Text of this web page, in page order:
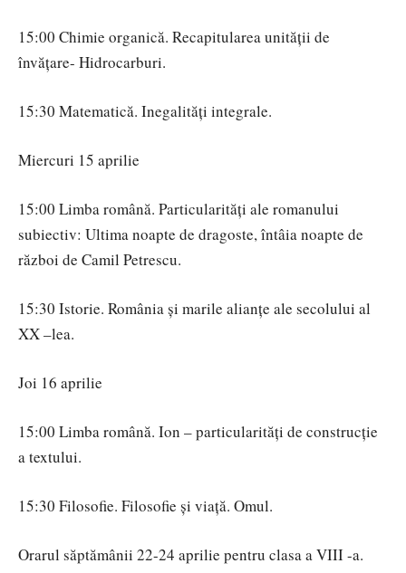
15:00 Chimie organică. Recapitularea unității de
învățare- Hidrocarburi.
15:30 Matematică. Inegalități integrale.
Miercuri 15 aprilie
15:00 Limba română. Particularități ale romanului
subiectiv: Ultima noapte de dragoste, întâia noapte de
război de Camil Petrescu.
15:30 Istorie. România şi marile alianţe ale secolului al
XX –lea.
Joi 16 aprilie
15:00 Limba română. Ion – particularități de construcție
a textului.
15:30 Filosofie. Filosofie şi viaţă. Omul.
Orarul săptămânii 22-24 aprilie pentru clasa a VIII -a.